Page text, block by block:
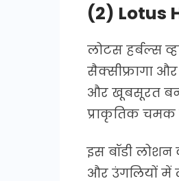
(2) Lotus
लोटस हर्बल्स
सैक्सीफ्रागा
और खूबसूरत
प्राकृतिक चमक
इस बॉडी
और उंगलियों में